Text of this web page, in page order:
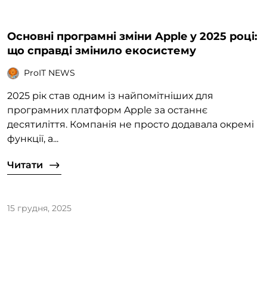
Основні програмні зміни Apple у 2025 році:
що справді змінило екосистему
ProIT NEWS
2025 рік став одним із найпомітніших для
програмних платформ Apple за останнє
десятиліття. Компанія не просто додавала окремі
функції, а...
Читати
15 грудня, 2025